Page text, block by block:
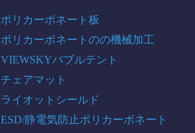
ポリカーボネート板
ポリカーボネートのの機械加工
VIEWSKYバブルテント
チェアマット
ライオットシールド
ESD/静電気防止ポリカーボネート